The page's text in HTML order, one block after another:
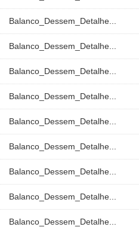
Balanco_Dessem_Detalhe...
Balanco_Dessem_Detalhe...
Balanco_Dessem_Detalhe...
Balanco_Dessem_Detalhe...
Balanco_Dessem_Detalhe...
Balanco_Dessem_Detalhe...
Balanco_Dessem_Detalhe...
Balanco_Dessem_Detalhe...
Balanco_Dessem_Detalhe...